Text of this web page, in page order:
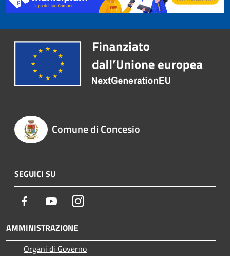
Comune di Concesio
SEGUICI SU
Facebook YoutubeInstagram
AMMINISTRAZIONE
Organi di Governo